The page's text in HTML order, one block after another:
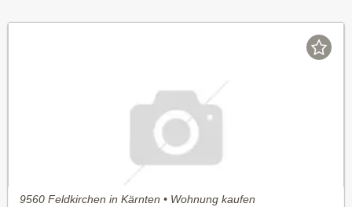
9560 Feldkirchen in Kärnten • Wohnung kaufen